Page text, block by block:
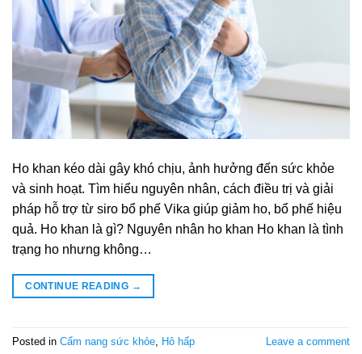
Ho khan kéo dài gây khó chịu, ảnh hưởng đến sức khỏe
và sinh hoạt. Tìm hiểu nguyên nhân, cách điều trị và giải
pháp hỗ trợ từ siro bổ phế Vika giúp giảm ho, bổ phế hiệu
quả. Ho khan là gì? Nguyên nhân ho khan Ho khan là tình
trạng ho nhưng không…
CONTINUE READING →
Posted in Cẩm nang sức khỏe Hô hấp Leave a comment